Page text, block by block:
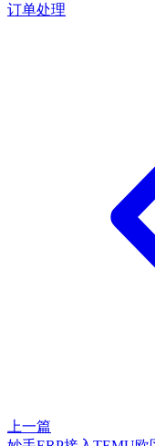
订单处理
上一篇